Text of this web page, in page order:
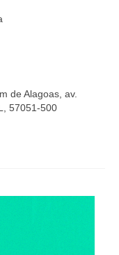
de Alagoas, av.
57051-500